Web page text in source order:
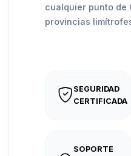
cualquier punto de
provincias
SEGURIDAD
CERTIFICADA
SOPORTE